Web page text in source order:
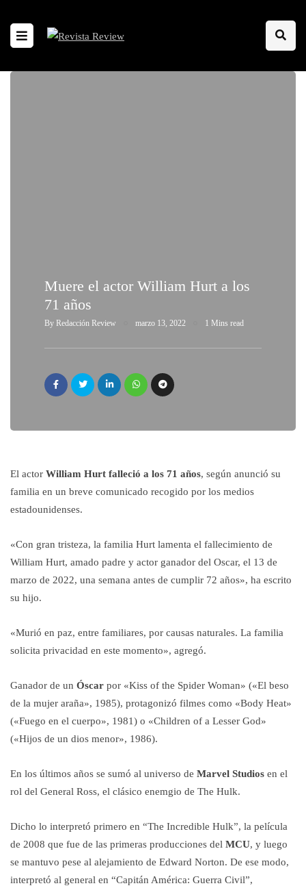
Muere el actor William Hurt a los
71 años
By Redacción Review marzo 13, 2022 1 Mins read
El actor William Hurt falleció a los 71 años, según anunció su
familia en un breve comunicado recogido por los medios
estadounidenses.
«Con gran tristeza, la familia Hurt lamenta el fallecimiento de
William Hurt, amado padre y actor ganador del Oscar, el 13 de
marzo de 2022, una semana antes de cumplir 72 años», ha escrito
su hijo.
«Murió en paz, entre familiares, por causas naturales. La familia
solicita privacidad en este momento», agregó.
Ganador de un Óscar por «Kiss of the Spider Woman» («El beso
de la mujer araña», 1985), protagonizó filmes como «Body Heat»
(«Fuego en el cuerpo», 1981) o «Children of a Lesser God»
(«Hijos de un dios menor», 1986).
En los últimos años se sumó al universo de Marvel Studios en el
rol del General Ross, el clásico enemgio de The Hulk.
Dicho lo interpretó primero en “The Incredible Hulk”, la película
de 2008 que fue de las primeras producciones del MCU, y luego
se mantuvo pese al alejamiento de Edward Norton. De ese modo,
interpretó al general en “Capitán América: Guerra Civil”,